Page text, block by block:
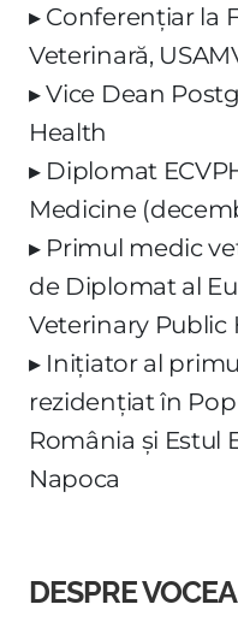
▸ Conferențiar la
Veterinară,
▸ Vice Dean
Health
▸ Diplomat
Medicine
▸ Primul medic
de Diplomat al
Veterinary Public
▸ Inițiator al
rezidențiat în
România și Estul
Napoca
DESPRE